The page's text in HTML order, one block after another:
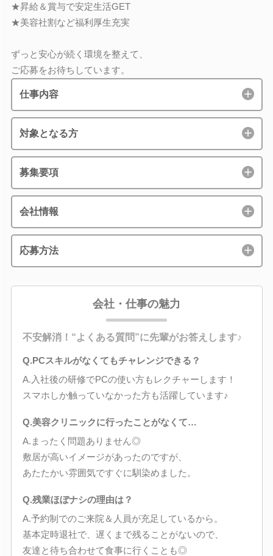
★昇給＆賞与で安定生活GET
★美容社割など福利厚生充実
ずっと安心が続く環境を整えて、
ご応募をお待ちしています。
仕事内容
対象となる方
募集要項
会社情報
応募方法
会社・仕事の魅力
不安解消！“よくある質問”に先輩がお答えします♪
Q.PCスキルがなくてもチャレンジできる？
A.入社後の研修でPCの使い方もレクチャーします！
スマホしか触っていなかった方も活躍しています♪
Q.美容クリニックに行ったことがなくて…
A.まったく問題ありません◎
敷居が高いイメージがあったのですが、
あたたかい雰囲気ですぐに馴染めました。
Q.残業ほぼナシの理由は？
A.予約制でのご来院＆人員が充足しているから。
基本定時退社で、遅くまで残ることがないので、
友達と待ち合わせて食事に行くことも◎